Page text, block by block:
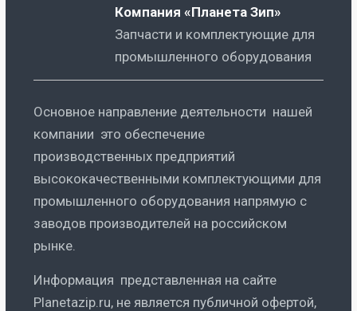
Компания «Планета Зип»
Запчасти и комплектующие для
промышленного оборудования
Основное направление деятельности нашей
компании это обеспечение
производственных предприятий
высококачественными комплектующими для
промышленного оборудования напрямую с
заводов производителей на российском
рынке.
Информация представленная на сайте
Planetazip.ru, не является публичной офертой,